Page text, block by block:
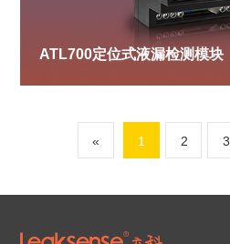
ATL700定位式液漏检测模块
« 1 2 3